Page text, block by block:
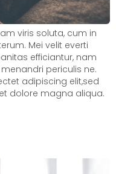
viris soluta, cum in
Mei velit everti
efficiantur, nam
periculis ne.
adipiscing elit,sed
dolore magna aliqua.